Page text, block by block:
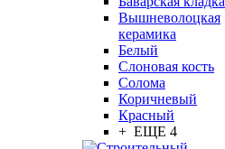
Вышневолоцкая
керамика
Белый
Слоновая кость
Солома
Коричневый
Красный
+ ЕЩЕ 4